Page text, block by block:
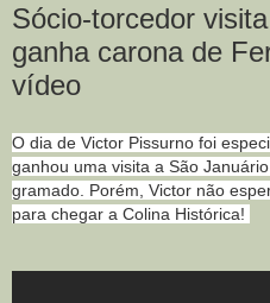
Sócio-torcedor
ganha carona de
vídeo
O dia de Victor Pissurno foi
ganhou uma visita a São
gramado. Porém, Victor não
para chegar a Colina Histórica!